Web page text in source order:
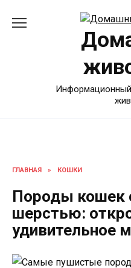
ГЛАВНАЯ » КОШКИ
Породы кошек
шерстью:
удивительное